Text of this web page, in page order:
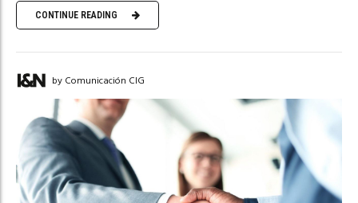
CONTINUE READING
by Comunicación CIG